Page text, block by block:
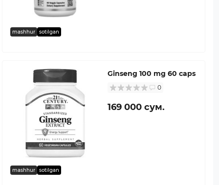
mashhur sotilgan
mashhur sotilgan
Ginseng 100 mg 60 caps
0
169 000 сум.